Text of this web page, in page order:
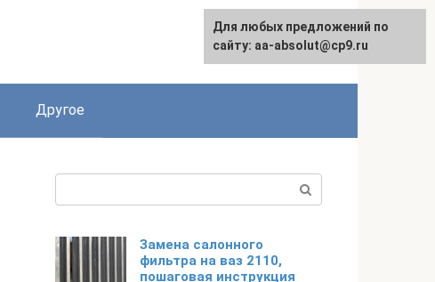
English
Другое
Замена салонного
фильтра на ваз 2110,
пошаговая инструкция
Для любых предложений по
сайту: aa-absolut@cp9.ru